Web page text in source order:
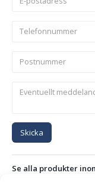
Skicka
Se alla produkter